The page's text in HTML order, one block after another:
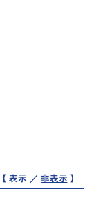
【 表示 ／非表示 】